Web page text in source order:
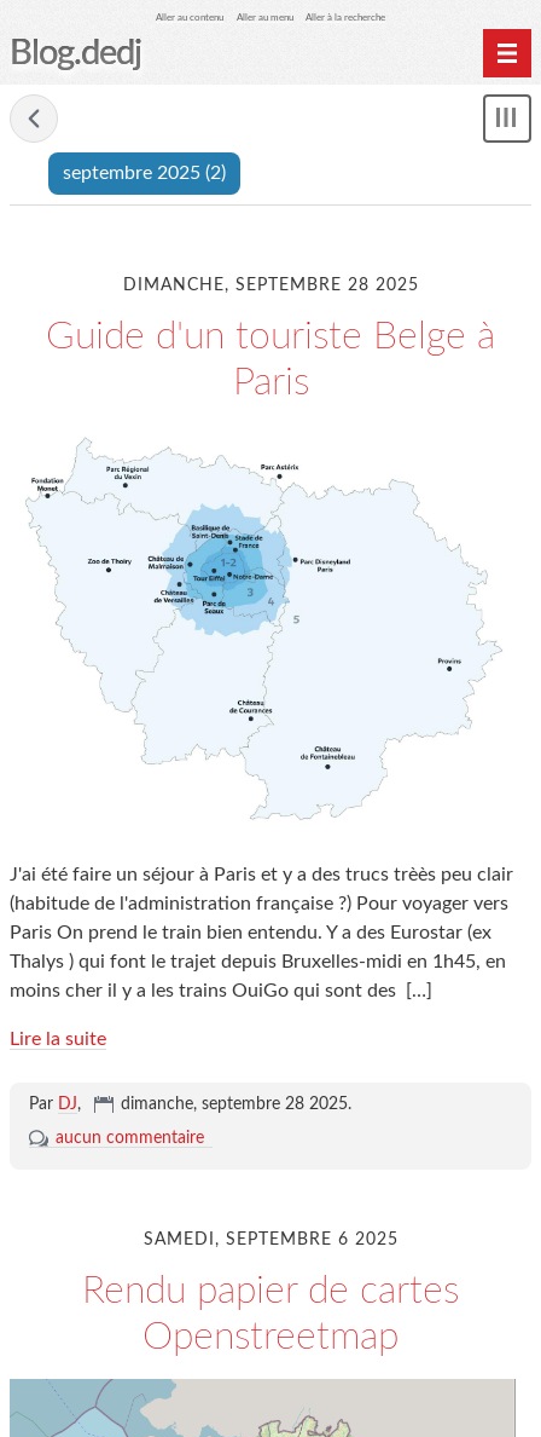
Aller au contenu Aller au menu Aller à la recherche
Blog.dedj
septembre 2025 (2)
DIMANCHE, SEPTEMBRE 28 2025
Guide d'un touriste Belge à
Paris
J'ai été faire un séjour à Paris et y a des trucs trèès peu clair
(habitude de l'administration française ?) Pour voyager vers
Paris On prend le train bien entendu. Y a des Eurostar (ex
Thalys ) qui font le trajet depuis Bruxelles-midi en 1h45, en
moins cher il y a les trains OuiGo qui sont des
[…]
Lire la suite
Par DJ, dimanche, septembre 28 2025.
aucun commentaire
SAMEDI, SEPTEMBRE 6 2025
Rendu papier de cartes
Openstreetmap